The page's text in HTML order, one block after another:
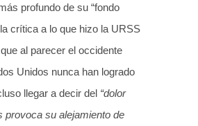
profundo de su “fondo
crítica a lo que hizo la URSS
al parecer el occidente
Unidos nunca han logrado
llegar a decir del “dolor
provoca su alejamiento de